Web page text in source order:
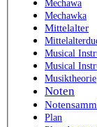
Mechawa
Mechawka
Mittelalter
Musical
Musical
Musiktheorie
Noten
Plan